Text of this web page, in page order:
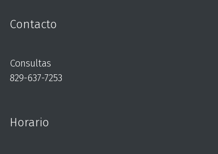
Contacto
Consultas
829-637-7253
Horario